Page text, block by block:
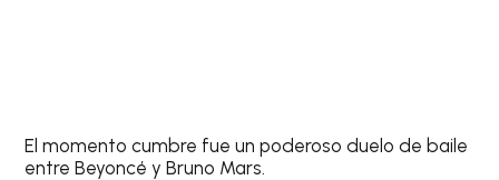
El momento cumbre fue un poderoso duelo de baile
entre Beyoncé y Bruno Mars.